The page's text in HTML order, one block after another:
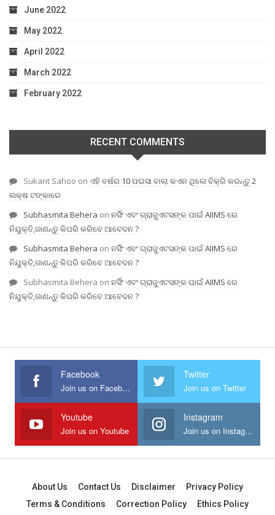
June 2022
May 2022
April 2022
March 2022
February 2022
RECENT COMMENTS
Sukant Sahoo on ଏହି ବର୍ଷର 10 ପଇସା ବାଲା କଏନ ଥିଲେ ବିକ୍ରି କରନ୍ତୁ 2
ଲକ୍ଷ ଟଙ୍କାରେ
Subhasmita Behera on ନର୍ସିଂ ଏବଂ ଗ୍ରାଜୁଏଟସଙ୍କ ପାଇଁ AIIMS ରେ
ନିଯୁକ୍ତି,ଜାଣନ୍ତୁ କିପରି କରିବେ ଆବେଦନ ?
Subhasmita Behera on ନର୍ସିଂ ଏବଂ ଗ୍ରାଜୁଏଟସଙ୍କ ପାଇଁ AIIMS ରେ
ନିଯୁକ୍ତି,ଜାଣନ୍ତୁ କିପରି କରିବେ ଆବେଦନ ?
Subhasmita Behera on ନର୍ସିଂ ଏବଂ ଗ୍ରାଜୁଏଟସଙ୍କ ପାଇଁ AIIMS ରେ
ନିଯୁକ୍ତି,ଜାଣନ୍ତୁ କିପରି କରିବେ ଆବେଦନ ?
Facebook
Join us on Facebook
Twitter
Join us on Twitter
Youtube
Join us on Youtube
Instagram
Join us on Instagram
About Us Contact Us Disclaimer
Privacy Policy
Terms & Conditions
Correction Policy Ethics Policy